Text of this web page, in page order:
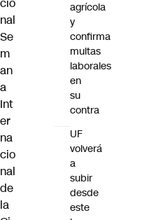
nal
Se
m
an
a
Int
er
na
cio
nal
de
la
agrícola
y
confirma
multas
laborales
en
su
contra
UF
volverá
a
subir
desde
este